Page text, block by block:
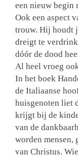
een nieuw begin
Ook een aspect
trouw. Hij houdt
dreigt te
dóór de dood
Al heel vroeg
In het boek
de Italiaanse
huisgenoten liet
krijgt bij de
van de
worden mensen,
van Christus.